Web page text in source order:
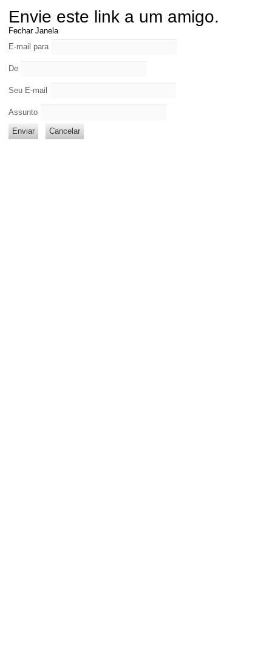
Envie este link a um amigo.
Fechar Janela
E-mail para
De
Seu E-mail
Assunto
Enviar Cancelar